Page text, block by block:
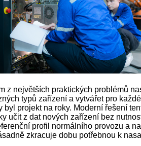
z největších praktických problémů
typů zařízení a vytvářet pro
byl projekt na roky. Moderní řešení
učit z dat nových zařízení bez
profil normálního provozu a
zkracuje dobu potřebnou k